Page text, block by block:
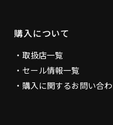
購入について
取扱店一覧
セール情報一覧
購入に関するお問い合